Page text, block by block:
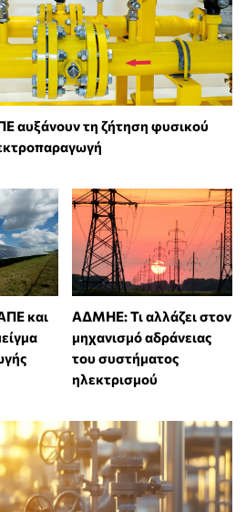
αυξάνουν τη ζήτηση φυσικού
και
ΑΔΜΗΕ: Τι αλλάζει στον
μηχανισμό αδράνειας
του συστήματος
ηλεκτρισμού